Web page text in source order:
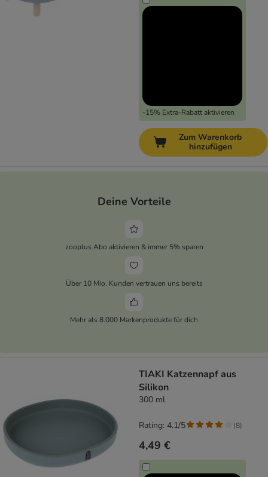
-15% Extra-Rabatt aktivieren
Zum Warenkorb
hinzufügen
Deine Vorteile
zooplus Abo aktivieren & immer 5% sparen
Über 10 Mio. Kunden vertrauen uns bereits
Mehr als 8.000 Markenprodukte für dich
TIAKI Katzennapf aus
Silikon
300 ml
4,49 €
Rating: 4.1/5 (8)